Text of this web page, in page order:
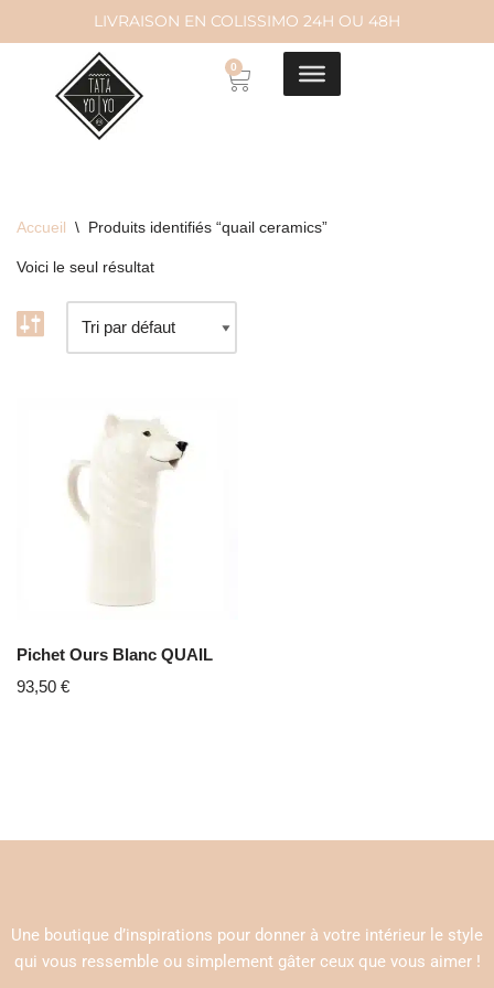
contenu
LIVRAISON EN COLISSIMO 24H OU 48H
0
Accueil \ Produits identifiés “quail ceramics”
Voici le seul résultat
Pichet Ours Blanc QUAIL
93,50 €
Une boutique d’inspirations pour donner à votre intérieur le style
qui vous ressemble ou simplement gâter ceux que vous aimer !